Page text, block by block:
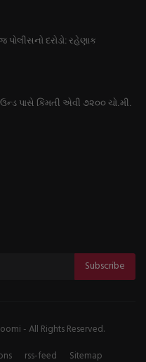
પોલીસનો દરોડો: રહેણાક
પાસે કિંમતી એવી ૭૨૦૦ ચો.મી.
Subscribe
- All Rights Reserved.
rss-feed Sitemap